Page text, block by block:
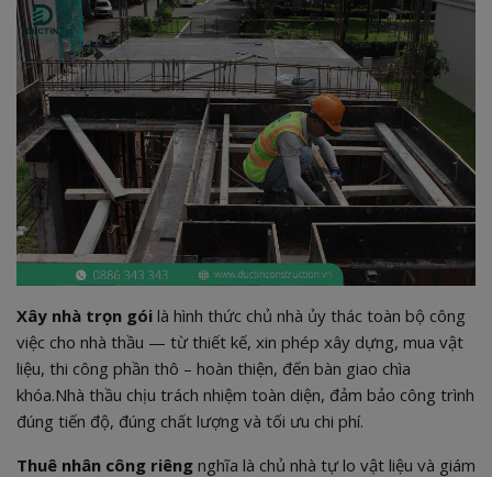
Xây nhà trọn gói là hình thức chủ nhà ủy thác toàn bộ công
việc cho nhà thầu — từ thiết kế, xin phép xây dựng, mua vật
liệu, thi công phần thô – hoàn thiện, đến bàn giao chìa
khóa.Nhà thầu chịu trách nhiệm toàn diện, đảm bảo công trình
đúng tiến độ, đúng chất lượng và tối ưu chi phí.
Thuê nhân công riêng nghĩa là chủ nhà tự lo vật liệu và giám